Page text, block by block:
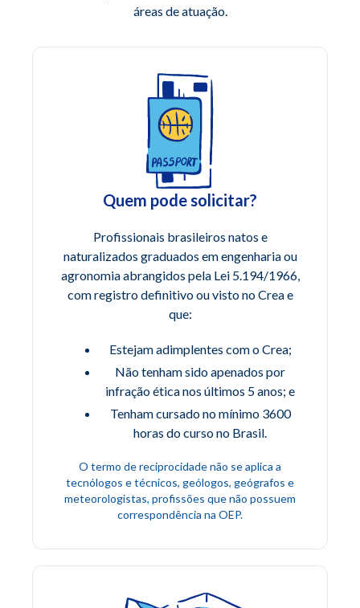
áreas de atuação.
Quem pode solicitar?
Profissionais brasileiros natos e
naturalizados graduados em engenharia ou
agronomia abrangidos pela Lei 5.194/1966,
com registro definitivo ou visto no Crea e
que:
Estejam adimplentes com o Crea;
Não tenham sido apenados por
infração ética nos últimos 5 anos; e
Tenham cursado no mínimo 3600
horas do curso no Brasil.
O termo de reciprocidade não se aplica a
tecnólogos e técnicos, geólogos, geógrafos e
meteorologistas, profissões que não possuem
correspondência na OEP.